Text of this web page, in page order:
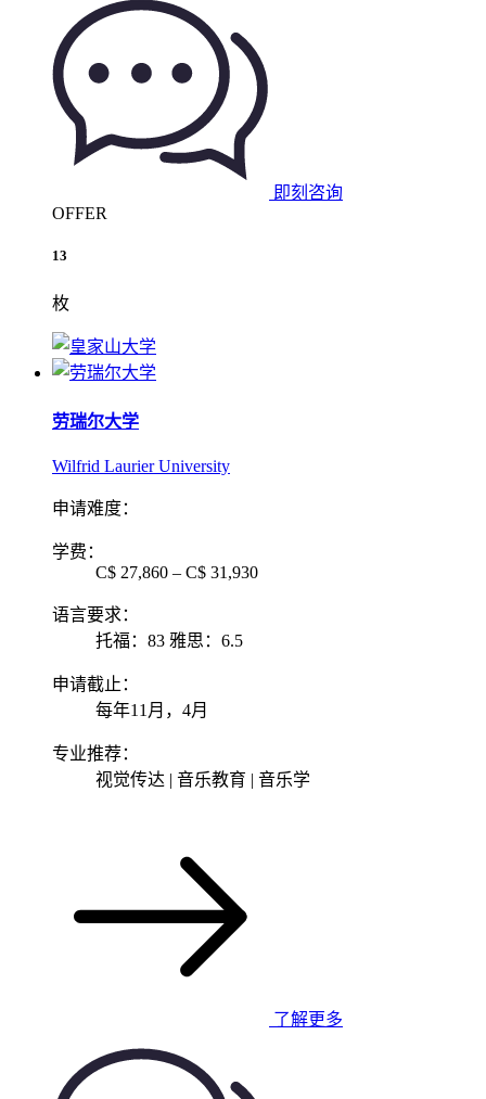
即刻咨询
OFFER
13
枚
劳瑞尔大学
Wilfrid Laurier University
申请难度：
学费：
C$ 27,860 – C$ 31,930
语言要求：
托福：83 雅思：6.5
申请截止：
每年11月，4月
专业推荐：
视觉传达 | 音乐教育 | 音乐学
了解更多